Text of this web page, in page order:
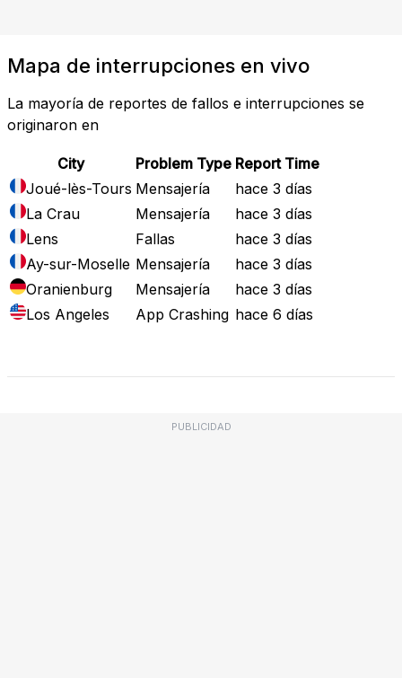
Mapa de interrupciones en vivo
La mayoría de reportes de fallos e interrupciones se
originaron en
City Problem Type Report Time
Joué-lès-Tours Mensajería
hace 3 días
La Crau
Mensajería
hace 3 días
Lens
Fallas
hace 3 días
Ay-sur-Moselle Mensajería
hace 3 días
Oranienburg
Mensajería
hace 3 días
Los Angeles
App Crashing hace 6 días
PUBLICIDAD